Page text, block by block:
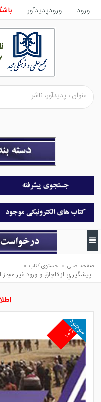
ورود ورودپدیدآور
صفحه اصلی » جستوی کتاب »
پيشگيري از قاچاق و ورود غير مجاز
۱۰%
موجود